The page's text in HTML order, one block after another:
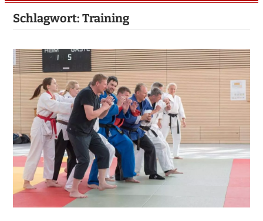
Schlagwort: Training